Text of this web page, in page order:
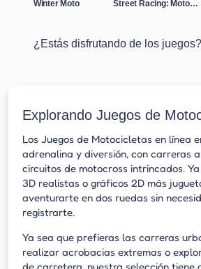
Winter Moto Street Racing: Moto Drift
¿Estás disfrutando de los juegos?
Explorando Juegos de
Los Juegos de Motocicletas en línea
adrenalina y diversión, con carreras
circuitos de motocross intrincados.
3D realistas o gráficos 2D más
aventurarte en dos ruedas sin
registrarte.
Ya sea que prefieras las carreras
realizar acrobacias extremas o